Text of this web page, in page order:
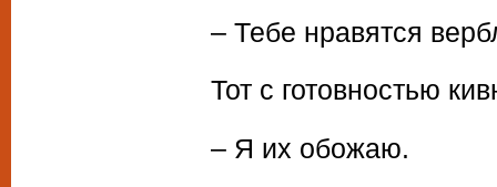
– Тебе нравятся
Тот с готовностью
– Я их обожаю.